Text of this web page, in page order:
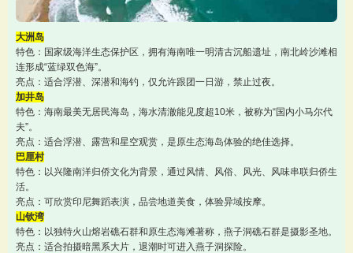
大洲岛
特色：国家级海洋生态保护区，拥有海南唯一明清古沉船遗址，南北岭沙滩相
连形成“蓝绿双色海”。
亮点：适合浮潜、深潜和海钓，仅允许跟团一日游，禁止过夜。
加井岛
特色：海南最美无居民海岛，海水清澈能见度超10米，被称为“国内小马尔代
夫”。
亮点：适合浮潜、露营和星空观赏，是原生态海岛体验的绝佳选择。
巴厘村
特色：以兴隆南洋归侨文化为背景，通过风情、风俗、风光、风味串联归侨生
活。
亮点：可欣赏印尼舞蹈表演，品尝地道美食，体验异域按摩。
山钦湾
特色：以独特火山熔岩礁石群和原生态海滩著称，燕子洞礁石群是摄影圣地。
亮点：适合拍摄暗黑系大片，退潮时可进入燕子洞探险。